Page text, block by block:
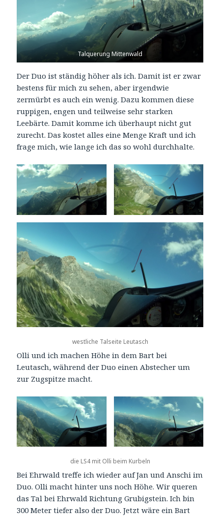
Talquerung Mittenwald
Der Duo ist ständig höher als ich. Damit ist er zwar
bestens für mich zu sehen, aber irgendwie
zermürbt es auch ein wenig. Dazu kommen diese
ruppigen, engen und teilweise sehr starken
Leebärte. Damit komme ich überhaupt nicht gut
zurecht. Das kostet alles eine Menge Kraft und ich
frage mich, wie lange ich das so wohl durchhalte.
westliche Talseite Leutasch
Olli und ich machen Höhe in dem Bart bei
Leutasch, während der Duo einen Abstecher um
zur Zugspitze macht.
die LS4 mit Olli beim Kurbeln
Bei Ehrwald treffe ich wieder auf Jan und Anschi im
Duo. Olli macht hinter uns noch Höhe. Wir queren
das Tal bei Ehrwald Richtung Grubigstein. Ich bin
300 Meter tiefer also der Duo. Jetzt wäre ein Bart